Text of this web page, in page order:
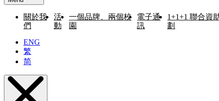
關於我
們
活
動
一個品牌、兩個校
園
電子通
訊
1+1+1 聯合資
劃
ENG
繁
简